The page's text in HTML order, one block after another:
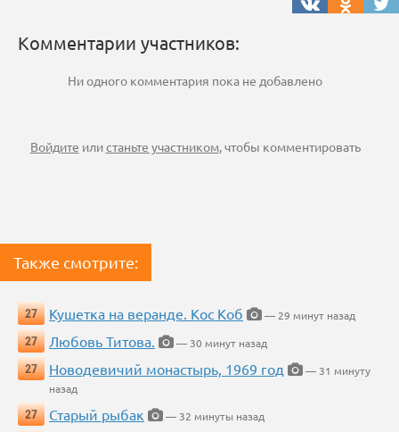
Комментарии участников:
Ни одного комментария пока не добавлено
Войдите илистаньте участником, чтобы комментировать
Также смотрите:
27 Кушетка на веранде. Кос Коб
— 29 минут назад
27
Любовь Титова.
— 30 минут назад
27
Новодевичий монастырь, 1969 год
— 31 минуту
назад
27
Старый рыбак
— 32 минуты назад